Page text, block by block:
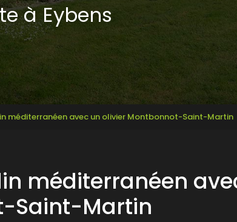
à Eybens
méditerranéen avec un olivier Montbonnot-Saint-Martin
méditerranéen
Saint-Martin